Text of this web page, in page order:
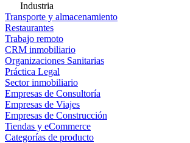
Industria
Transporte y almacenamiento
Restaurantes
Trabajo remoto
CRM inmobiliario
Organizaciones Sanitarias
Práctica Legal
Sector inmobiliario
Empresas de Consultoría
Empresas de Viajes
Empresas de Construcción
Tiendas y eCommerce
Categorías de producto